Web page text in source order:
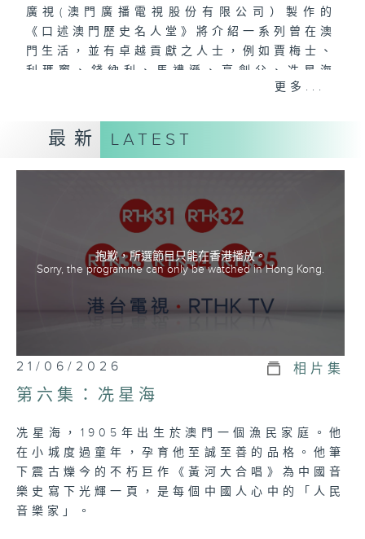
廣視(澳門廣播電視股份有限公司）製作的
《口述澳門歷史名人堂》將介紹一系列曾在澳
門生活，並有卓越貢獻之人士，例如賈梅士、
利瑪竇、錢納利、馬禮遜、高劍父、冼星海
等。節目將請來學者及各界嘉賓述說他們的故
認識他們。
更多...
最新 LATEST
抱歉，所選節目只能在香港播放。
Sorry, the programme can only be watched in Hong Kong.
21/06/2026 相片集
第六集：冼星海
冼星海，1905年出生於澳門一個漁民家庭。他
在小城度過童年，孕育他至誠至善的品格。他筆
下震古爍今的不朽巨作《黃河大合唱》為中國音
樂史寫下光輝一頁，是每個中國人心中的「人民
音樂家」。